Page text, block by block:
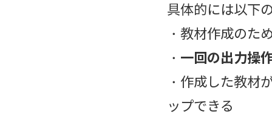
具体的には以下
・教材作成のた
・ 一回の出力操
・作成した教材
ップできる